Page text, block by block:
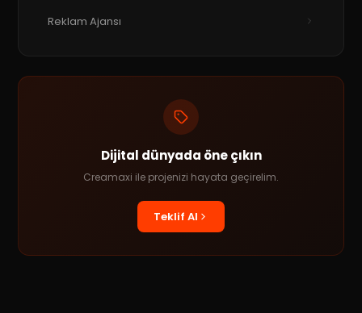
Reklam Ajansı
Dijital dünyada öne çıkın
Creamaxi ile projenizi hayata geçirelim.
Teklif Al